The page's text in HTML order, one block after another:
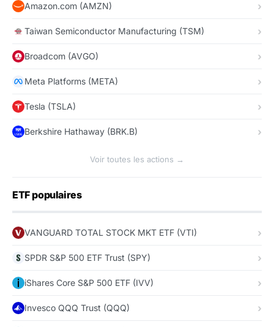
Amazon.com (AMZN)
Taiwan Semiconductor Manufacturing (TSM)
Broadcom (AVGO)
Meta Platforms (META)
Tesla (TSLA)
Berkshire Hathaway (BRK.B)
Voir toutes les actions →
ETF populaires
VANGUARD TOTAL STOCK MKT ETF (VTI)
SPDR S&P 500 ETF Trust (SPY)
iShares Core S&P 500 ETF (IVV)
Invesco QQQ Trust (QQQ)